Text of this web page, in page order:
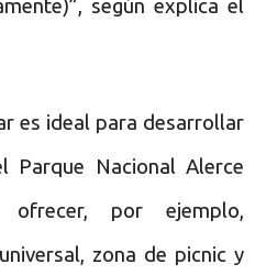
según explica el
es ideal para desarrollar
Parque Nacional Alerce
por ejemplo,
zona de picnic y